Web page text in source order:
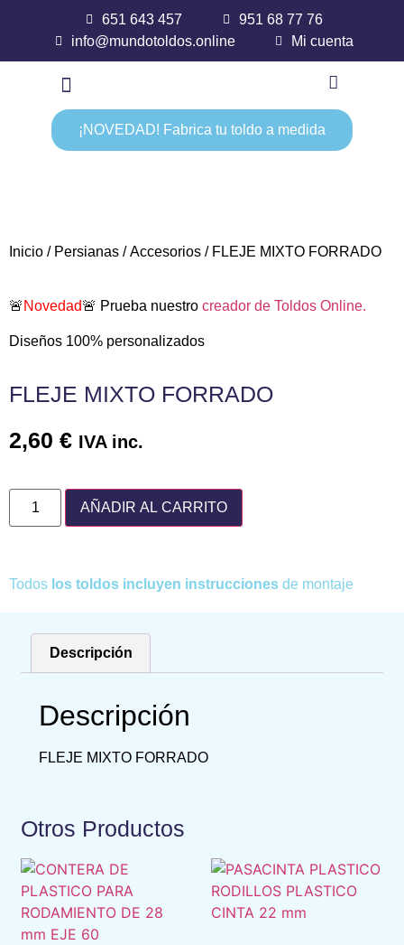
651 643 457
951 68 77 76
info@mundotoldos.online
Mi cuenta
¡NOVEDAD! Fabrica tu toldo a medida
Inicio / Persianas / Accesorios / FLEJE MIXTO FORRADO
🚨 Novedad🚨 Prueba nuestro creador de Toldos Online.
Diseños 100% personalizados
FLEJE MIXTO FORRADO
2,60 € IVA inc.
AÑADIR AL CARRITO
Todos los toldos incluyen instrucciones de montaje
Descripción
Descripción
FLEJE MIXTO FORRADO
Otros Productos